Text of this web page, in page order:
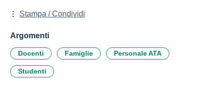
Stampa / Condividi
Argomenti
Docenti Famiglie Personale ATA
Studenti